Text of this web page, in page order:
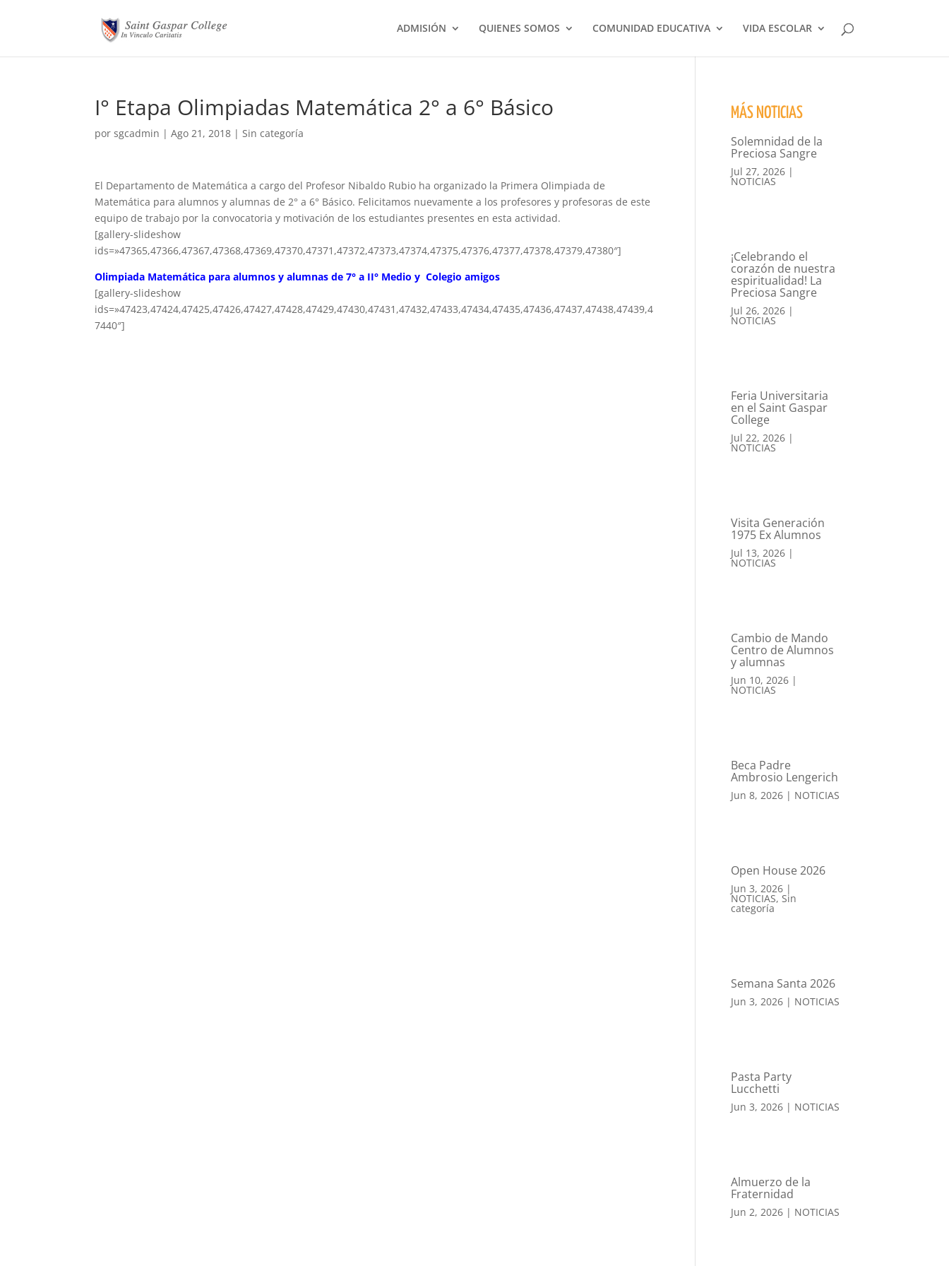
ADMISIÓN QUIENES SOMOS COMUNIDAD EDUCATIVA VIDA ESCOLAR
I° Etapa Olimpiadas Matemática 2° a 6° Básico
porsgcadmin |Ago 21, 2018 |Sin categoría
El Departamento de Matemática a cargo del Profesor Nibaldo Rubio ha organizado la Primera Olimpiada de
Matemática para alumnos y alumnas de 2° a 6° Básico. Felicitamos nuevamente a los profesores y profesoras de este
equipo de trabajo por la convocatoria y motivación de los estudiantes presentes en esta actividad.
[gallery-slideshow
ids=»47365,47366,47367,47368,47369,47370,47371,47372,47373,47374,47375,47376,47377,47378,47379,47380″]
Olimpiada Matemática para alumnos y alumnas de 7° a II° Medio y Colegio amigos
[gallery-slideshow
ids=»47423,47424,47425,47426,47427,47428,47429,47430,47431,47432,47433,47434,47435,47436,47437,47438,47439,4
7440″]
MÁS NOTICIAS
Solemnidad de la
Preciosa Sangre
Jul 27, 2026|
NOTICIAS
¡Celebrando el
corazón de nuestra
espiritualidad! La
Preciosa Sangre
Jul 26, 2026|
NOTICIAS
Feria Universitaria
en el Saint Gaspar
College
Jul 22, 2026|
NOTICIAS
Visita Generación
1975 Ex Alumnos
Jul 13, 2026|
NOTICIAS
Cambio de Mando
Centro de Alumnos
y alumnas
Jun 10, 2026|
NOTICIAS
Beca Padre
Ambrosio Lengerich
Jun 8, 2026| NOTICIAS
Open House 2026
Jun 3, 2026|
NOTICIAS, Sin
categoría
Semana Santa 2026
Jun 3, 2026| NOTICIAS
Pasta Party
Lucchetti
Jun 3, 2026| NOTICIAS
Almuerzo de la
Fraternidad
Jun 2, 2026| NOTICIAS